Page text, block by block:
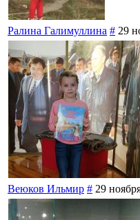
Ралина Галимуллина # 29
Веюков Ильмир # 29